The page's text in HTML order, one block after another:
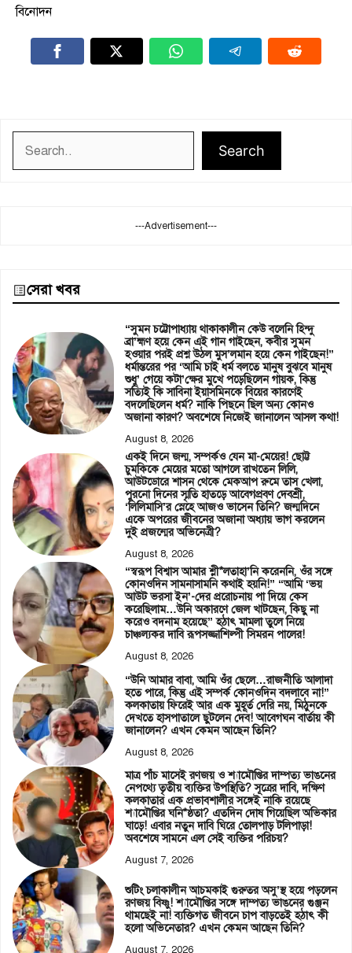
বিনোদন
Search
---Advertisement---
সেরা খবর
“সুমন চট্টোপাধ্যায় থাকাকালীন কেউ বলেনি হিন্দু
ব্রা’হ্মণ হয়ে কেন এই গান গাইছেন, কবীর সুমন
হওয়ার পরই প্রশ্ন উঠল মুস’লমান হয়ে কেন গাইছেন!”
ধর্মান্তরের পর ‘আমি চাই ধর্ম বলতে মানুষ বুঝবে মানুষ
শুধু’ গেয়ে কটা’ক্ষের মুখে পড়েছিলেন গায়ক, কিন্তু
সত্যিই কি সাবিনা ইয়াসমিনকে বিয়ের কারণেই
বদলেছিলেন ধর্ম? নাকি পিছনে ছিল অন্য কোনও
অজানা কারণ? অবশেষে নিজেই জানালেন আসল কথা!
August 8, 2026
একই দিনে জন্ম, সম্পর্কও যেন মা-মেয়ের! ছোট্ট
চুমকিকে মেয়ের মতো আগলে রাখতেন লিলি,
আউটডোরে শাসন থেকে মেকআপ রুমে তাস খেলা,
পুরনো দিনের স্মৃতি হাতড়ে আবেগপ্রবণ দেবশ্রী,
‘লিলিমাসি’র স্নেহে আজও ভাসেন তিনি? জন্মদিনে
একে অপরের জীবনের অজানা অধ্যায় ভাগ করলেন
দুই প্রজন্মের অভিনেত্রী?
August 8, 2026
“স্বরূপ বিশ্বাস আমার শ্লী*লতাহা’নি করেননি, ওঁর সঙ্গে
কোনওদিন সামনাসামনি কথাই হয়নি!” “আমি ‘ভয়
আউট ভরসা ইন’-দের প্ররোচনায় পা দিয়ে কেস
করেছিলাম…উনি অকারণে জেল খাটছেন, কিছু না
করেও বদনাম হয়েছে” হঠাৎ মামলা তুলে নিয়ে
চাঞ্চল্যকর দাবি রূপসজ্জাশিল্পী সিমরন পালের!
August 8, 2026
“উনি আমার বাবা, আমি ওঁর ছেলে…রাজনীতি আলাদা
হতে পারে, কিন্তু এই সম্পর্ক কোনওদিন বদলাবে না!”
কলকাতায় ফিরেই আর এক মুহূর্ত দেরি নয়, মিঠুনকে
দেখতে হাসপাতালে ছুটলেন দেব! আবেগঘন বার্তায় কী
জানালেন? এখন কেমন আছেন তিনি?
August 8, 2026
মাত্র পাঁচ মাসেই রণজয় ও শ্যামৌপ্তির দাম্পত্য ভাঙনের
নেপথ্যে তৃতীয় ব্যক্তির উপস্থিতি? সূত্রের দাবি, দক্ষিণ
কলকাতার এক প্রভাবশালীর সঙ্গেই নাকি রয়েছে
শ্যামৌপ্তির ঘনি*ষ্ঠতা? এতদিন দোষ গিয়েছিল অভিকার
ঘাড়ে! এবার নতুন দাবি ঘিরে তোলপাড় টলিপাড়া!
অবশেষে সামনে এল সেই ব্যক্তির পরিচয়?
August 7, 2026
শুটিং চলাকালীন আচমকাই গুরুতর অসু’স্থ হয়ে পড়লেন
রণজয় বিষ্ণু! শ্যামৌপ্তির সঙ্গে দাম্পত্য ভাঙনের গুঞ্জন
থামছেই না! ব্যক্তিগত জীবনে চাপ বাড়তেই হঠাৎ কী
হলো অভিনেতার? এখন কেমন আছেন তিনি?
August 7, 2026